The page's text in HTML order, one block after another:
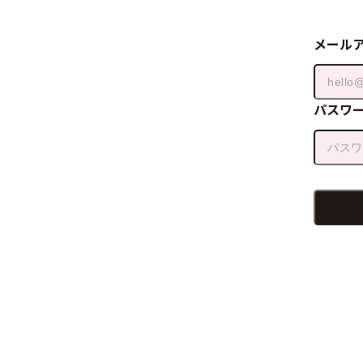
メール
パスワ